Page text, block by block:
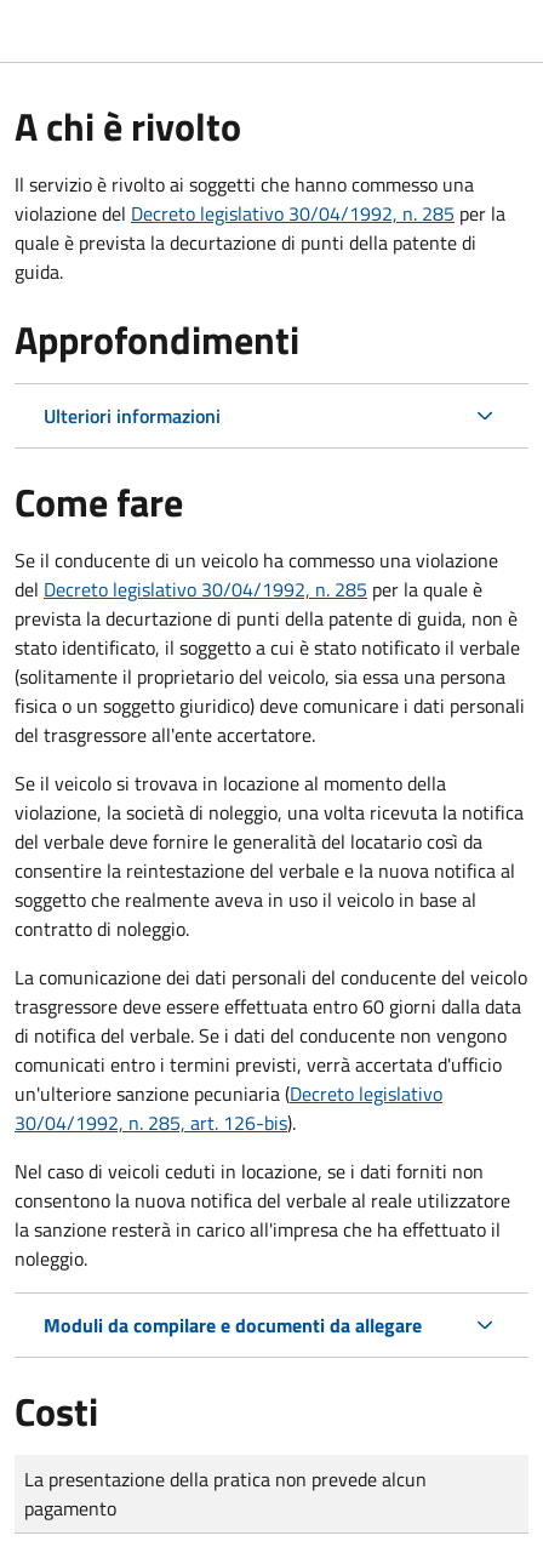
A chi è rivolto
Il servizio è rivolto ai soggetti che hanno commesso una
violazione del Decreto legislativo 30/04/1992, n. 285 per la
quale è prevista la decurtazione di punti della patente di
guida.
Approfondimenti
Ulteriori informazioni
Come fare
Se il conducente di un veicolo ha commesso una violazione
del Decreto legislativo 30/04/1992, n. 285 per la quale è
prevista la decurtazione di punti della patente di guida, non è
stato identificato, il soggetto a cui è stato notificato il verbale
(solitamente il proprietario del veicolo, sia essa una persona
fisica o un soggetto giuridico) deve comunicare i dati personali
del trasgressore all'ente accertatore.
Se il veicolo si trovava in locazione al momento della
violazione, la società di noleggio, una volta ricevuta la notifica
del verbale deve fornire le generalità del locatario così da
consentire la reintestazione del verbale e la nuova notifica al
soggetto che realmente aveva in uso il veicolo in base al
contratto di noleggio.
La comunicazione dei dati personali del conducente del veicolo
trasgressore deve essere effettuata entro 60 giorni dalla data
di notifica del verbale.Se i dati del conducente non vengono
comunicati entro i termini previsti, verrà accertata d'ufficio
un'ulteriore sanzione pecuniaria (Decreto legislativo
30/04/1992, n. 285, art. 126-bis).
Nel caso di veicoli ceduti in locazione, se i dati forniti non
consentono la nuova notifica del verbale al reale utilizzatore
la sanzione resterà in carico all'impresa che ha effettuato il
noleggio.
Moduli da compilare e documenti da allegare
Costi
Tipo di pagamento
Importo
La presentazione della pratica non prevede alcun
pagamento